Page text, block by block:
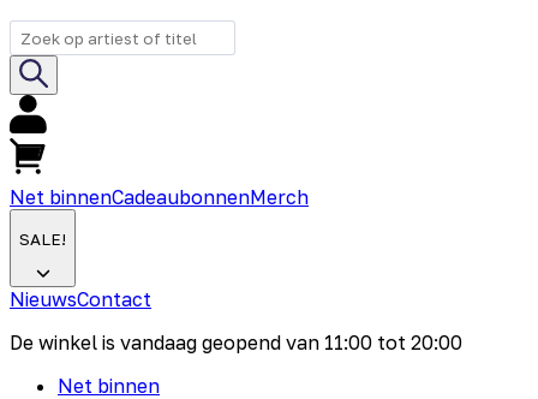
Net binnenCadeaubonnenMerch
SALE!
NieuwsContact
De winkel is vandaag geopend van 11:00 tot 20:00
Net binnen